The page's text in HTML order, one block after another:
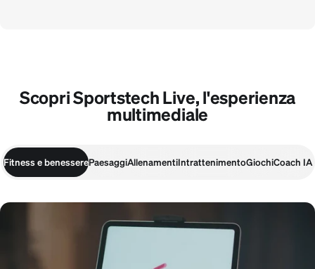
Scopri Sportstech Live, l'esperienza
multimediale
Fitness e benesserePaesaggiAllenamentiIntrattenimentoGiochiCoach IA
Fitness e benessere